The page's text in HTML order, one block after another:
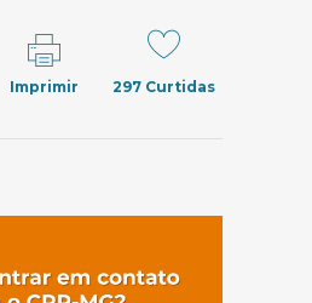
Imprimir 297 Curtidas